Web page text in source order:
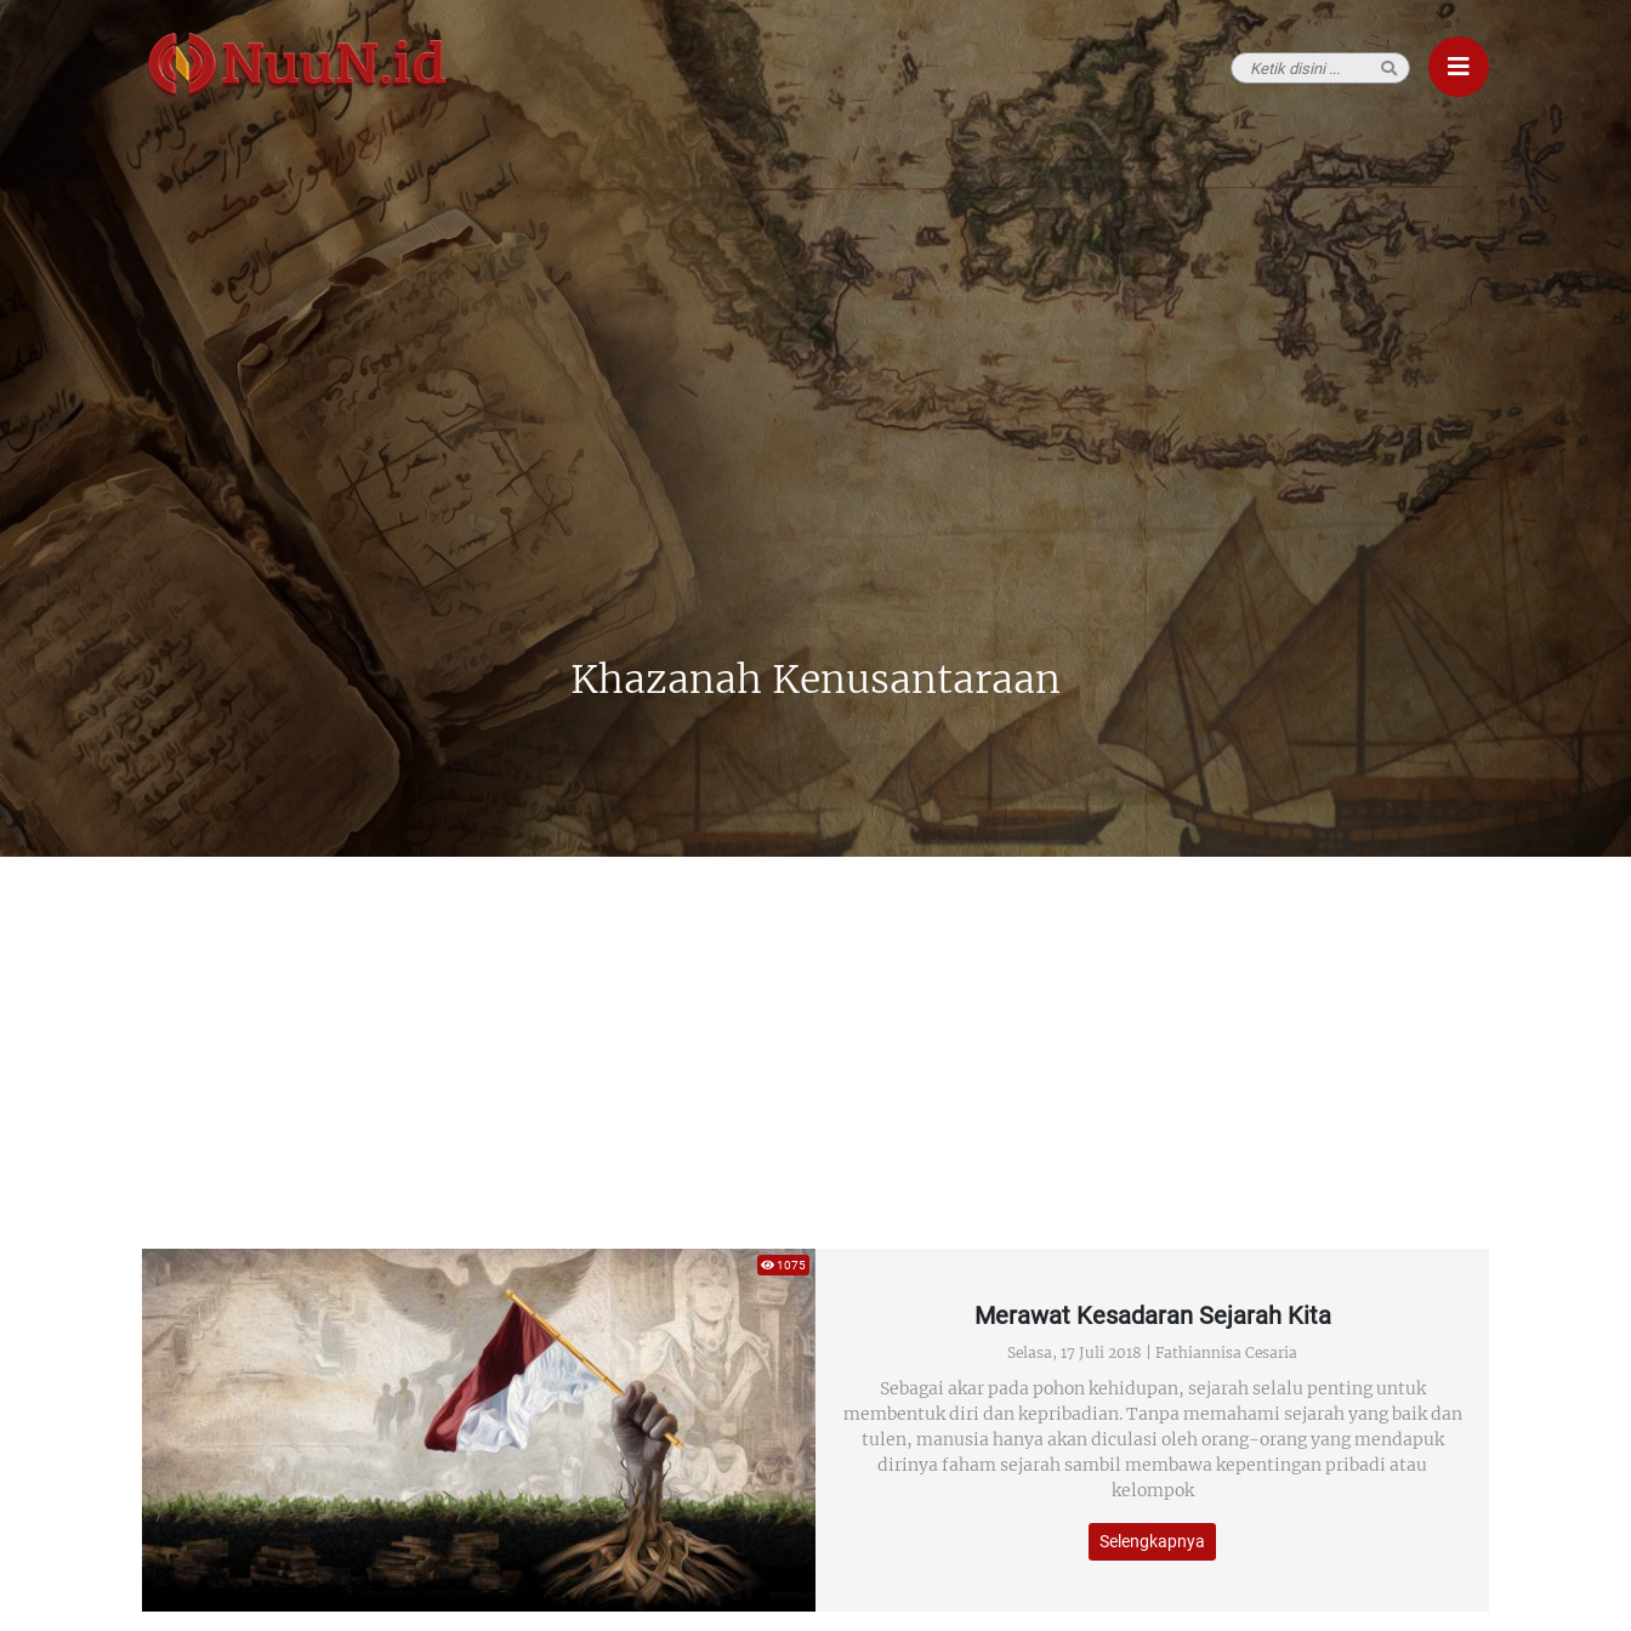
Khazanah Kenusantaraan
1075
Merawat Kesadaran Sejarah Kita
Selasa, 17 Juli 2018 | Fathiannisa Cesaria
Sebagai akar pada pohon kehidupan, sejarah selalu penting untuk
membentuk diri dan kepribadian. Tanpa memahami sejarah yang baik dan
tulen, manusia hanya akan diculasi oleh orang-orang yang mendapuk
dirinya faham sejarah sambil membawa kepentingan pribadi atau
kelompok
Selengkapnya